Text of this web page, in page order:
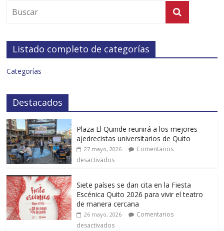
Listado completo de categorías
Categorías
Destacados
Plaza El Quinde reunirá a los mejores
ajedrecistas universitarios de Quito
27 mayo, 2026
Comentarios
desactivados
Siete países se dan cita en la Fiesta
Escénica Quito 2026 para vivir el teatro
de manera cercana
26 mayo, 2026
Comentarios
desactivados